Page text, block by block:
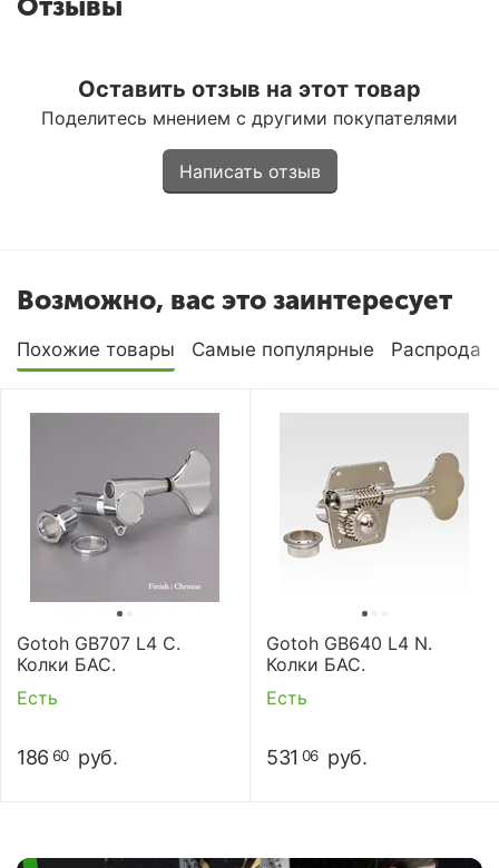
Оставить отзыв на этот товар
Поделитесь мнением с другими покупателями
Написать отзыв
Возможно, вас это заинтересует
Похожие товары Самые популярные
Gotoh GB707 L4 C.
Колки БАС.
Есть
186 60 руб.
Gotoh GB640 L4 N.
Колки БАС.
Есть
531 06 руб.